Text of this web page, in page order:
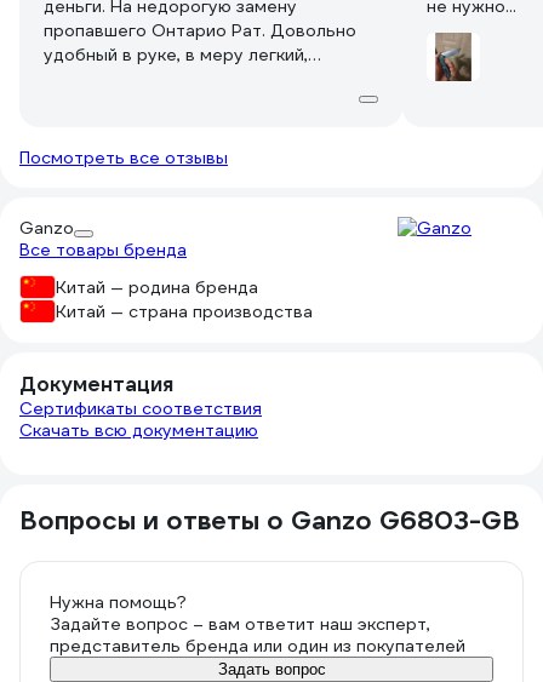
деньги. На недорогую замену
пропавшего Онтарио Рат. Довольно
удобный в руке, в меру легкий,
Сталь, может, и мягковата, но у
равно рано или поздно уйдет, а
точится такая сталь вполне несложно.
Клипсу я сразу переставляю на
другую сторону, чтоб не мешалась в
"крысы", помню, все открутилось-
закрутилось на автомате, не заметил
даже как.
бы покруглей-пополней, но так
практически у всех раскладных ножей
этого типа.
не нужно...
Посмотреть все отзывы
Ganzo
Все товары бренда
Китай — родина бренда
Китай — страна производства
Документация
Сертификаты соответствия
Скачать всю документацию
Вопросы и ответы о Ganzo G6803-GB
Нужна помощь?
Задайте вопрос – вам ответит наш эксперт,
представитель бренда или один из покупателей
Задать вопрос